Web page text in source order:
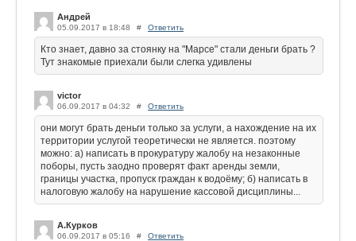
Андрей
05.09.2017 в 18:48 # Ответить
Кто знает, давно за стоянку на "Марсе" стали деньги брать ?
Тут знакомые приехали были слегка удивлены
victor
06.09.2017 в 04:32 # Ответить
они могут брать деньги только за услуги, а нахождение на их
территории услугой теоретически не является. поэтому
можно: а) написать в прокуратуру жалобу на незаконные
поборы, пусть заодно проверят факт аренды земли,
границы участка, пропуск граждан к водоёму; б) написать в
налоговую жалобу на нарушение кассовой дисциплины...
А.Курков
06.09.2017 в 05:16 # Ответить